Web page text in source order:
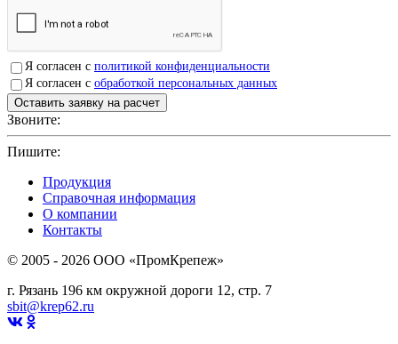
Я согласен с политикой конфиденциальности
Я согласен с обработкой персональных данных
Звоните:
Пишите:
Продукция
Справочная информация
О компании
Контакты
© 2005 - 2026 OOO «ПромКрепеж»
г. Рязань 196 км окружной дороги 12, стр. 7
sbit@krep62.ru